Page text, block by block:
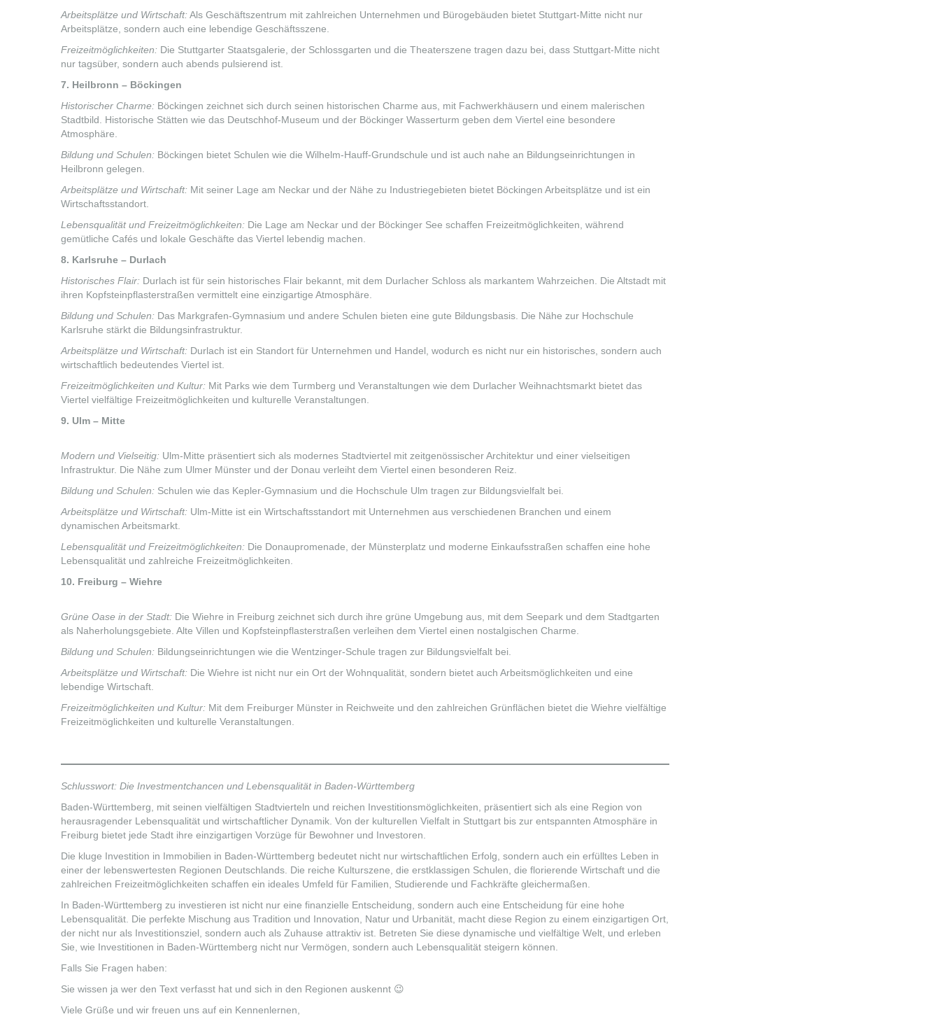
Arbeitsplätze und Wirtschaft: Als Geschäftszentrum mit zahlreichen Unternehmen und Bürogebäuden bietet Stuttgart-Mitte nicht nur
Arbeitsplätze, sondern auch eine lebendige Geschäftsszene.
Freizeitmöglichkeiten: Die Stuttgarter Staatsgalerie, der Schlossgarten und die Theaterszene tragen dazu bei, dass Stuttgart-Mitte nicht
nur tagsüber, sondern auch abends pulsierend ist.
7. Heilbronn – Böckingen
Historischer Charme: Böckingen zeichnet sich durch seinen historischen Charme aus, mit Fachwerkhäusern und einem malerischen
Stadtbild. Historische Stätten wie das Deutschhof-Museum und der Böckinger Wasserturm geben dem Viertel eine besondere
Atmosphäre.
Bildung und Schulen: Böckingen bietet Schulen wie die Wilhelm-Hauff-Grundschule und ist auch nahe an Bildungseinrichtungen in
Heilbronn gelegen.
Arbeitsplätze und Wirtschaft: Mit seiner Lage am Neckar und der Nähe zu Industriegebieten bietet Böckingen Arbeitsplätze und ist ein
Wirtschaftsstandort.
Lebensqualität und Freizeitmöglichkeiten: Die Lage am Neckar und der Böckinger See schaffen Freizeitmöglichkeiten, während
gemütliche Cafés und lokale Geschäfte das Viertel lebendig machen.
8. Karlsruhe – Durlach
Historisches Flair: Durlach ist für sein historisches Flair bekannt, mit dem Durlacher Schloss als markantem Wahrzeichen. Die Altstadt mit
ihren Kopfsteinpflasterstraßen vermittelt eine einzigartige Atmosphäre.
Bildung und Schulen: Das Markgrafen-Gymnasium und andere Schulen bieten eine gute Bildungsbasis. Die Nähe zur Hochschule
Karlsruhe stärkt die Bildungsinfrastruktur.
Arbeitsplätze und Wirtschaft: Durlach ist ein Standort für Unternehmen und Handel, wodurch es nicht nur ein historisches, sondern auch
wirtschaftlich bedeutendes Viertel ist.
Freizeitmöglichkeiten und Kultur: Mit Parks wie dem Turmberg und Veranstaltungen wie dem Durlacher Weihnachtsmarkt bietet das
Viertel vielfältige Freizeitmöglichkeiten und kulturelle Veranstaltungen.
9. Ulm – Mitte
Modern und Vielseitig: Ulm-Mitte präsentiert sich als modernes Stadtviertel mit zeitgenössischer Architektur und einer vielseitigen
Infrastruktur. Die Nähe zum Ulmer Münster und der Donau verleiht dem Viertel einen besonderen Reiz.
Bildung und Schulen: Schulen wie das Kepler-Gymnasium und die Hochschule Ulm tragen zur Bildungsvielfalt bei.
Arbeitsplätze und Wirtschaft: Ulm-Mitte ist ein Wirtschaftsstandort mit Unternehmen aus verschiedenen Branchen und einem
dynamischen Arbeitsmarkt.
Lebensqualität und Freizeitmöglichkeiten: Die Donaupromenade, der Münsterplatz und moderne Einkaufsstraßen schaffen eine hohe
Lebensqualität und zahlreiche Freizeitmöglichkeiten.
10. Freiburg – Wiehre
Grüne Oase in der Stadt: Die Wiehre in Freiburg zeichnet sich durch ihre grüne Umgebung aus, mit dem Seepark und dem Stadtgarten
als Naherholungsgebiete. Alte Villen und Kopfsteinpflasterstraßen verleihen dem Viertel einen nostalgischen Charme.
Bildung und Schulen: Bildungseinrichtungen wie die Wentzinger-Schule tragen zur Bildungsvielfalt bei.
Arbeitsplätze und Wirtschaft: Die Wiehre ist nicht nur ein Ort der Wohnqualität, sondern bietet auch Arbeitsmöglichkeiten und eine
lebendige Wirtschaft.
Freizeitmöglichkeiten und Kultur: Mit dem Freiburger Münster in Reichweite und den zahlreichen Grünflächen bietet die Wiehre vielfältige
Freizeitmöglichkeiten und kulturelle Veranstaltungen.
Schlusswort: Die Investmentchancen und Lebensqualität in Baden-Württemberg
Baden-Württemberg, mit seinen vielfältigen Stadtvierteln und reichen Investitionsmöglichkeiten, präsentiert sich als eine Region von
herausragender Lebensqualität und wirtschaftlicher Dynamik. Von der kulturellen Vielfalt in Stuttgart bis zur entspannten Atmosphäre in
Freiburg bietet jede Stadt ihre einzigartigen Vorzüge für Bewohner und Investoren.
Die kluge Investition in Immobilien in Baden-Württemberg bedeutet nicht nur wirtschaftlichen Erfolg, sondern auch ein erfülltes Leben in
einer der lebenswertesten Regionen Deutschlands. Die reiche Kulturszene, die erstklassigen Schulen, die florierende Wirtschaft und die
zahlreichen Freizeitmöglichkeiten schaffen ein ideales Umfeld für Familien, Studierende und Fachkräfte gleichermaßen.
In Baden-Württemberg zu investieren ist nicht nur eine finanzielle Entscheidung, sondern auch eine Entscheidung für eine hohe
Lebensqualität. Die perfekte Mischung aus Tradition und Innovation, Natur und Urbanität, macht diese Region zu einem einzigartigen Ort,
der nicht nur als Investitionsziel, sondern auch als Zuhause attraktiv ist. Betreten Sie diese dynamische und vielfältige Welt, und erleben
Sie, wie Investitionen in Baden-Württemberg nicht nur Vermögen, sondern auch Lebensqualität steigern können.
Falls Sie Fragen haben:
Sie wissen ja wer den Text verfasst hat und sich in den Regionen auskennt 😉
Viele Grüße und wir freuen uns auf ein Kennenlernen,